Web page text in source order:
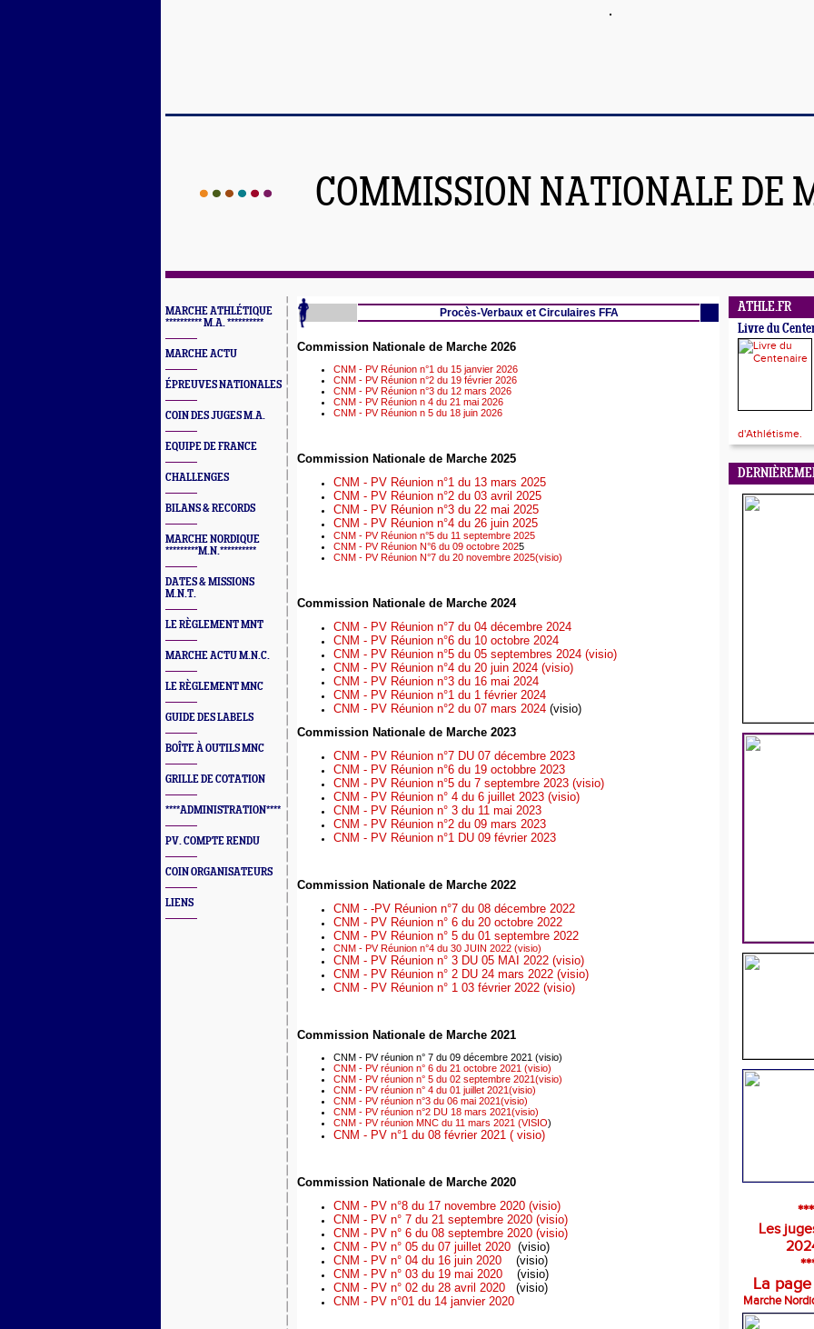
COMMISSION NATIONALE DE
MARCHE ATHLÉTIQUE
********** M.A. **********
MARCHE ACTU
ÉPREUVES NATIONALES
COIN DES JUGES M.A.
EQUIPE DE FRANCE
CHALLENGES
BILANS & RECORDS
MARCHE NORDIQUE
*********M.N.**********
DATES & MISSIONS
M.N.T.
LE RÈGLEMENT MNT
MARCHE ACTU M.N.C.
LE RÈGLEMENT MNC
GUIDE DES LABELS
BOÎTE À OUTILS MNC
GRILLE DE COTATION
****ADMINISTRATION****
PV. COMPTE RENDU
COIN ORGANISATEURS
LIENS
Procès-Verbaux et Circulaires FFA
Commission Nationale de Marche 2026
CNM - PV Réunion n°1 du 15 janvier 2026
CNM - PV Réunion n°2 du 19 février 2026
CNM - PV Réunion n°3 du 12 mars 2026
CNM - PV Réunion n 4 du 21 mai 2026
CNM - PV Réunion n 5 du 18 juin 2026
Commission Nationale de Marche 2025
CNM - PV Réunion n°1 du 13 mars 2025
CNM - PV Réunion n°2 du 03 avril 2025
CNM - PV Réunion n°3 du 22 mai 2025
CNM - PV Réunion n°4 du 26 juin 2025
CNM - PV Réunion n°5 du 11 septembre 2025
CNM - PV Réunion N°6 du 09 octobre 2025
CNM - PV Réunion N°7 du 20 novembre 2025(visio)
Commission Nationale de Marche 2024
CNM - PV Réunion n°7 du 04 décembre 2024
CNM - PV Réunion n°6 du 10 octobre 2024
CNM - PV Réunion n°5 du 05 septembres 2024 (visio)
CNM - PV Réunion n°4 du 20 juin 2024 (visio)
CNM - PV Réunion n°3 du 16 mai 2024
CNM - PV Réunion n°1 du 1 février 2024
CNM - PV Réunion n°2 du 07 mars 2024 (visio)
Commission Nationale de Marche 2023
CNM - PV Réunion n°7 DU 07 décembre 2023
CNM - PV Réunion n°6 du 19 octobbre 2023
CNM - PV Réunion n°5 du 7 septembre 2023 (visio)
CNM - PV Réunion n° 4 du 6 juillet 2023 (visio)
CNM - PV Réunion n° 3 du 11 mai 2023
CNM - PV Réunion n°2 du 09 mars 2023
CNM - PV Réunion n°1 DU 09 février 2023
Commission Nationale de Marche 2022
CNM - -PV Réunion n°7 du 08 décembre 2022
CNM - PV Réunion n° 6 du 20 octobre 2022
CNM - PV Réunion n° 5 du 01 septembre 2022
CNM - PV Réunion n°4 du 30 JUIN 2022 (visio)
CNM - PV Réunion n° 3 DU 05 MAI 2022 (visio)
CNM - PV Réunion n° 2 DU 24 mars 2022 (visio)
CNM - PV Réunion n° 1 03 février 2022 (visio)
Commission Nationale de Marche 2021
CNM - PV réunion n° 7 du 09 décembre 2021 (visio)
CNM - PV réunion n° 6 du 21 octobre 2021 (visio)
CNM - PV réunion n° 5 du 02 septembre 2021(visio)
CNM - PV réunion n° 4 du 01 juillet 2021(visio)
CNM - PV réunion n°3 du 06 mai 2021(visio)
CNM - PV réunion n°2 DU 18 mars 2021(visio)
CNM - PV réunion MNC du 11 mars 2021 (VISIO)
CNM - PV n°1 du 08 février 2021 ( visio)
Commission Nationale de Marche 2020
CNM - PV n°8 du 17 novembre 2020 (visio)
CNM - PV n° 7 du 21 septembre 2020 (visio)
CNM - PV n° 6 du 08 septembre 2020 (visio)
CNM - PV n° 05 du 07 juillet 2020 (visio)
CNM - PV n° 04 du 16 juin 2020 (visio)
CNM - PV n° 03 du 19 mai 2020 (visio)
CNM - PV n° 02 du 28 avril 2020 (visio)
CNM - PV n°01 du 14 janvier 2020
ATHLE.FR
Livre du
d'Athlétisme.
Les
La
Marche